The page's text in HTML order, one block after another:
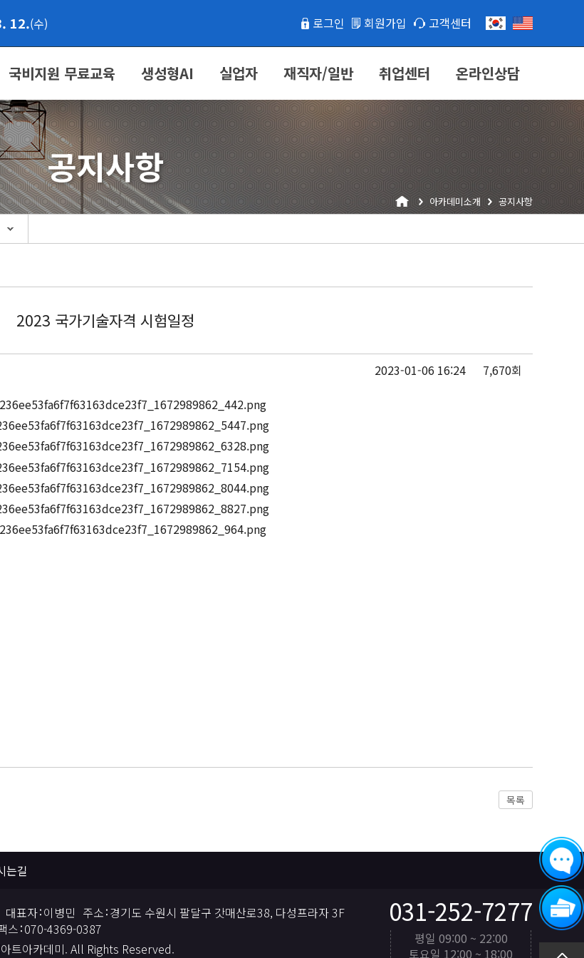
12.(수) 로그인 회원가입 고객센터
국비지원 무료교육 생성형AI 실업자 재직자/일반 취업센터 온라인상담
공지사항
아카데미소개 공지사항
2023 국가기술자격 시험일정
2023-01-06 16:24 7,670회
목록
는길
대표자 이병민 주소 경기도 수원시 팔달구 갓매산로38, 다성프라자 3F
스 070-4369-0387
트아카데미. All Rights Reserved.
031-252-7277
평일 09:00 ~ 22:00
토요일 12:00 ~ 18:00